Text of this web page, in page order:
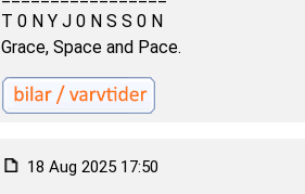
T 0 N Y J 0 N S S 0 N
Grace, Space and Pace.
18 Aug 2025 17:50